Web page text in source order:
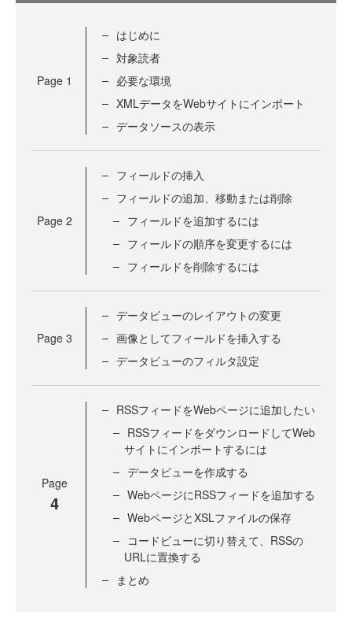
Page 1
はじめに
対象読者
必要な環境
XMLデータをWebサイトにインポート
データソースの表示
Page 2
フィールドの挿入
フィールドの追加、移動または削除
フィールドを追加するには
フィールドの順序を変更するには
フィールドを削除するには
Page 3
データビューのレイアウトの変更
画像としてフィールドを挿入する
データビューのフィルタ設定
Page
4
RSSフィードをWebページに追加したい
RSSフィードをダウンロードしてWeb
サイトにインポートするには
データビューを作成する
WebページにRSSフィードを追加する
WebページとXSLファイルの保存
コードビューに切り替えて、RSSの
URLに置換する
まとめ